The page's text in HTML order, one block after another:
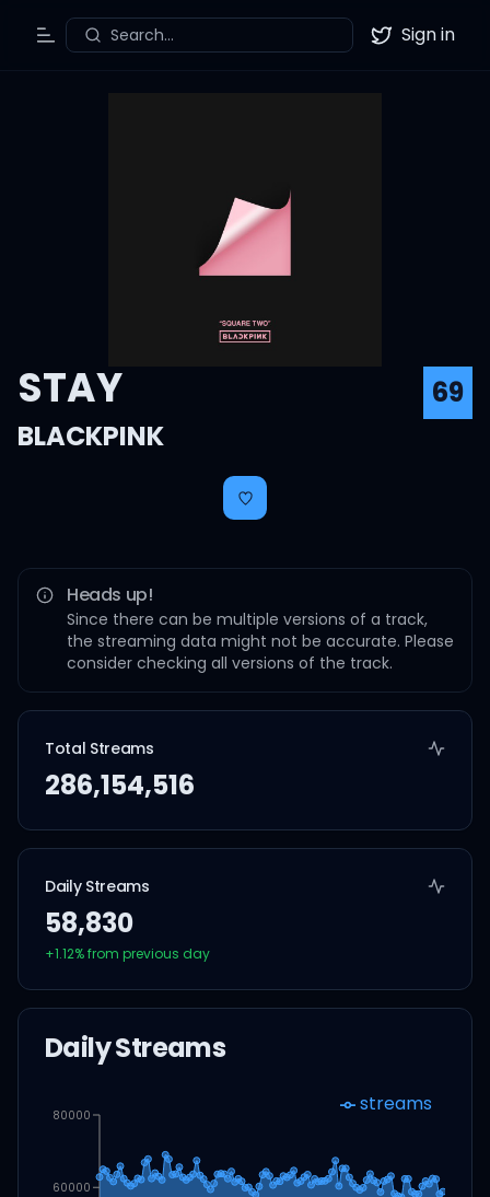
Toggle Menu
Search... Twitter
Sign in
STAY
69
BLACKPINK
Heads up!
Since there can be multiple versions of a track,
the streaming data might not be accurate. Please
consider checking all versions of the track.
Total Streams
286,154,516
Daily Streams
58,830
+1.12% from previous day
Daily Streams
60000
80000 streams